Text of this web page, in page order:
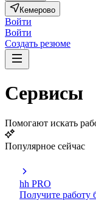
Кемерово
Войти
Войти
Создать резюме
Сервисы
Помогают искать
Популярное сейчас
hh PRO
Получите работу